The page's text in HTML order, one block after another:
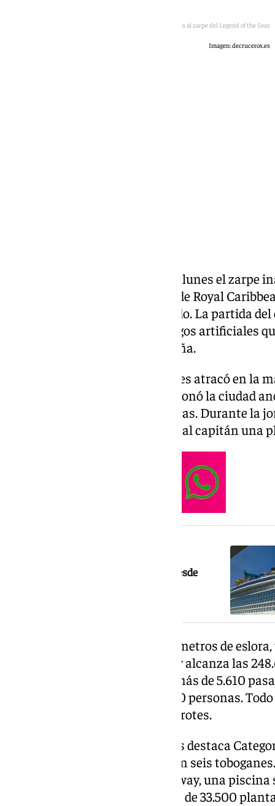
Imagen de fuegos artificiales al zarpe del Legend of the Seas
Imagen: decruceros.es
El Puerto de Málaga acogió este lunes el zarpe
el tercer buque de la clase Icon de Royal
cruceros más grandes del mundo. La partida
un increíble espectáculo de fuegos artificiales
nocturno de la capital malagueña.
El buque de grandes dimensiones atracó en la
Terminal A de Cruceros y abandonó la ciudad
salida tuvo lugar a las 22.00 horas. Durante la
portuarias y locales entregaron al capitán una
El mayor crucero del mundo zarpa desde
El Legend of the Seas mide 365 metros de
tres campos y medio de fútbol, y alcanza las
Tiene capacidad para recibir a más de 5.610
tripulación de alrededor de 2.350 personas.
cubiertas y cerca de 2.805 camarotes.
Entre sus principales atractivos destaca
parque acuático en alta mar, con seis
piscinas, entre ellas The Hideaway, una
Park, un jardín interior con más de 33.500